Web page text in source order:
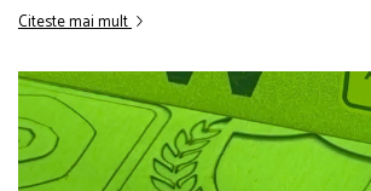
Citeste mai mult